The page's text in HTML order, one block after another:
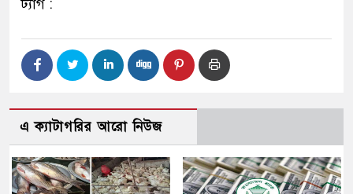
ট্যাগ :
এ ক্যাটাগরির আরো নিউজ